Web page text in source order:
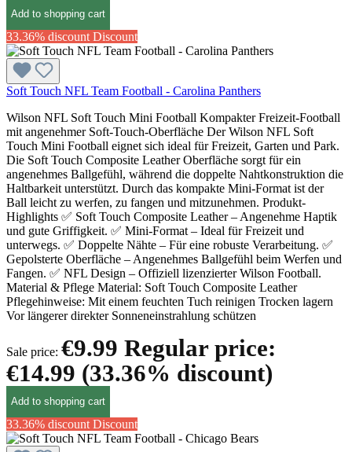
Add to shopping cart
33.36% discount Discount
Soft Touch NFL Team Football - Carolina Panthers
Wilson NFL Soft Touch Mini Football Kompakter Freizeit-Football
mit angenehmer Soft-Touch-Oberfläche Der Wilson NFL Soft
Touch Mini Football eignet sich ideal für Freizeit, Garten und Park.
Die Soft Touch Composite Leather Oberfläche sorgt für ein
angenehmes Ballgefühl, während die doppelte Nahtkonstruktion die
Haltbarkeit unterstützt. Durch das kompakte Mini-Format ist der
Ball leicht zu werfen, zu fangen und mitzunehmen. Produkt-
Highlights ✅ Soft Touch Composite Leather – Angenehme Haptik
und gute Griffigkeit. ✅ Mini-Format – Ideal für Freizeit und
unterwegs. ✅ Doppelte Nähte – Für eine robuste Verarbeitung. ✅
Gepolsterte Oberfläche – Angenehmes Ballgefühl beim Werfen und
Fangen. ✅ NFL Design – Offiziell lizenzierter Wilson Football.
Material & Pflege Material: Soft Touch Composite Leather
Pflegehinweise: Mit einem feuchten Tuch reinigen Trocken lagern
Vor längerer direkter Sonneneinstrahlung schützen
Sale price: €9.99 Regular price:
€14.99 (33.36% discount)
Add to shopping cart
33.36% discount Discount